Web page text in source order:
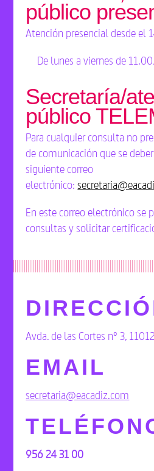
público
Atención presencial desde el
De lunes a viernes de
Secretaría/
público
Para cualquier consulta no
de comunicación que se
siguiente correo
electrónico:
En este correo electrónico se
consultas y solicitar
Avda. de las Cortes nº 3,
EMAIL
secretaria@eacadiz.com
956 24 31 00